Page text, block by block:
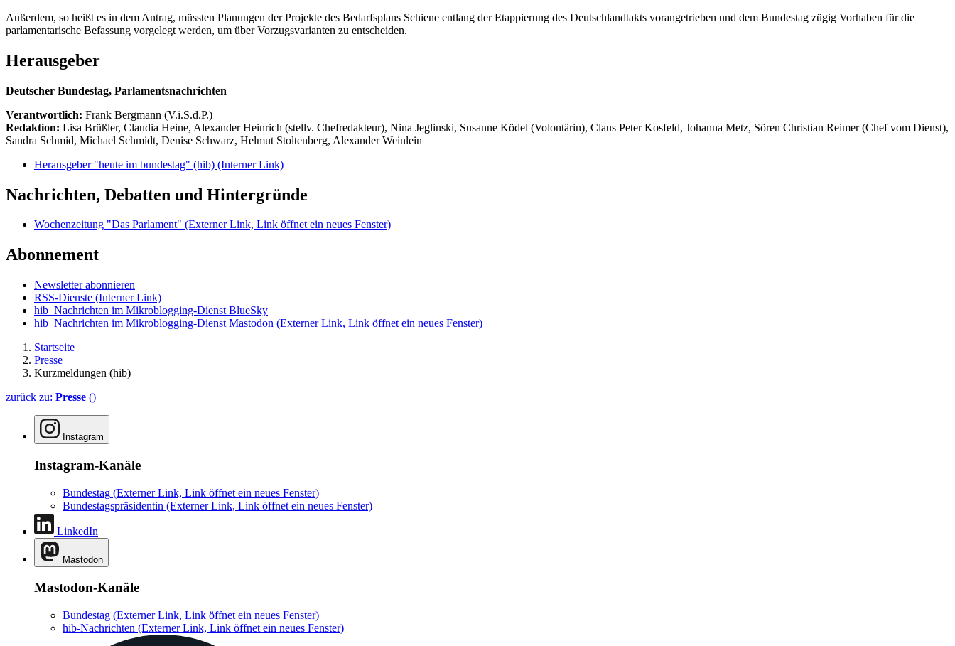
Außerdem, so heißt es in dem Antrag, müssten Planungen der Projekte des Bedarfsplans Schiene entlang der Etappierung des Deutschlandtakts vorangetrieben und dem Bundestag zügig Vorhaben für die
parlamentarische Befassung vorgelegt werden, um über Vorzugsvarianten zu entscheiden.
Herausgeber
Deutscher Bundestag, Parlamentsnachrichten
Verantwortlich: Frank Bergmann (V.i.S.d.P.)
Redaktion: Lisa Brüßler, Claudia Heine, Alexander Heinrich (stellv. Chefredakteur), Nina Jeglinski, Susanne Ködel (Volontärin), Claus Peter Kosfeld, Johanna Metz, Sören Christian Reimer (Chef vom Dienst),
Sandra Schmid, Michael Schmidt, Denise Schwarz, Helmut Stoltenberg, Alexander Weinlein
Herausgeber "heute im bundestag" (hib) (Interner Link)
Nachrichten, Debatten und Hintergründe
Wochenzeitung "Das Parlament" (Externer Link, Link öffnet ein neues Fenster)
Abonnement
Newsletter abonnieren
RSS-Dienste (Interner Link)
hib_Nachrichten im Mikroblogging-Dienst BlueSky
hib_Nachrichten im Mikroblogging-Dienst Mastodon (Externer Link, Link öffnet ein neues Fenster)
Startseite
Presse
Kurzmeldungen (hib)
zurück zu: Presse ()
Instagram
Instagram-Kanäle
Bundestag (Externer Link, Link öffnet ein neues Fenster)
Bundestagspräsidentin (Externer Link, Link öffnet ein neues Fenster)
LinkedIn
Mastodon
Mastodon-Kanäle
Bundestag (Externer Link, Link öffnet ein neues Fenster)
hib-Nachrichten (Externer Link, Link öffnet ein neues Fenster)